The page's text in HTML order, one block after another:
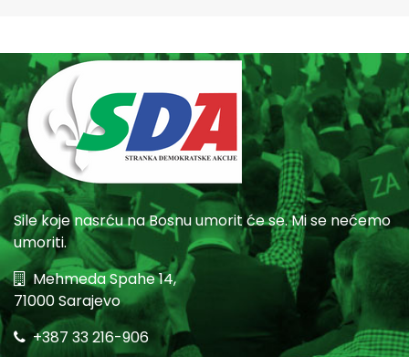
Sile koje nasrću na Bosnu umorit će se. Mi se nećemo
umoriti.
Mehmeda Spahe 14,
71000 Sarajevo
+387 33 216-906